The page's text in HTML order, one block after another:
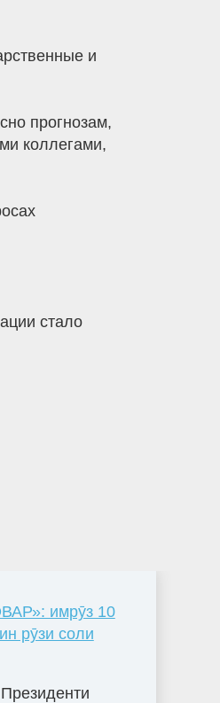
и
прогнозам,
коллегами,
стало
имрӯз 10
рӯзи соли